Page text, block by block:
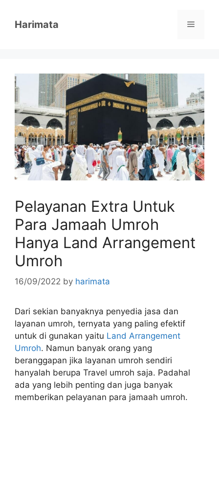
contentHarimata Menu
Pelayanan Extra Untuk
Para Jamaah Umroh
Hanya Land Arrangement
Umroh
16/09/2022 by harimata
Dari sekian banyaknya penyedia jasa dan
layanan umroh, ternyata yang paling efektif
untuk di gunakan yaitu Land Arrangement
Umroh. Namun banyak orang yang
beranggapan jika layanan umroh sendiri
hanyalah berupa Travel umroh saja. Padahal
ada yang lebih penting dan juga banyak
memberikan pelayanan para jamaah umroh.